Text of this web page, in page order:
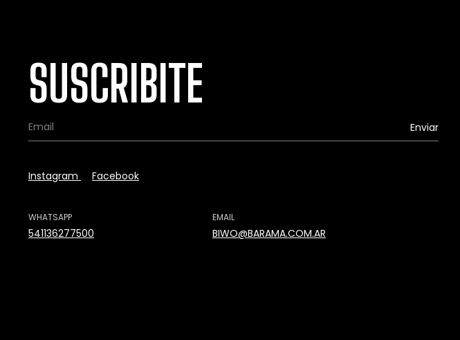
SUSCRIBITE
Instagram Facebook
WHATSAPP
541136277500
EMAIL
BIWO@BARAMA.COM.AR